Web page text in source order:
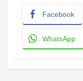
Facebook
WhatsApp